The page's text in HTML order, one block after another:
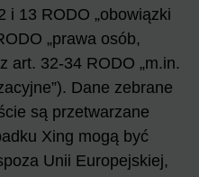
i 13 RODO „obowiązki
„prawa osób,
art. 32-34 RODO „m.in.
Dane zebrane
są przetwarzane
Xing mogą być
Unii Europejskiej,